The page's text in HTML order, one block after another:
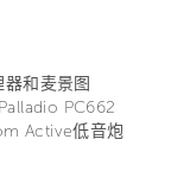
和麦景图
PC662
Active低音炮